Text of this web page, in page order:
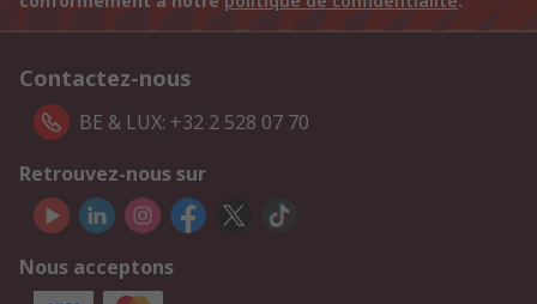
Contactez-nous
BE & LUX: +32 2 528 07 70
Retrouvez-nous sur
Nous acceptons